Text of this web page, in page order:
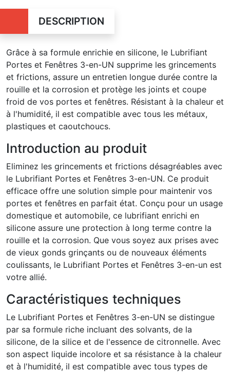
DESCRIPTION
Grâce à sa formule enrichie en silicone, le Lubrifiant
Portes et Fenêtres 3-en-UN supprime les grincements
et frictions, assure un entretien longue durée contre la
rouille et la corrosion et protège les joints et coupe
froid de vos portes et fenêtres. Résistant à la chaleur et
à l'humidité, il est compatible avec tous les métaux,
plastiques et caoutchoucs.
Introduction au produit
Eliminez les grincements et frictions désagréables avec
le Lubrifiant Portes et Fenêtres 3-en-UN. Ce produit
efficace offre une solution simple pour maintenir vos
portes et fenêtres en parfait état. Conçu pour un usage
domestique et automobile, ce lubrifiant enrichi en
silicone assure une protection à long terme contre la
rouille et la corrosion. Que vous soyez aux prises avec
de vieux gonds grinçants ou de nouveaux éléments
coulissants, le Lubrifiant Portes et Fenêtres 3-en-un est
votre allié.
Caractéristiques techniques
Le Lubrifiant Portes et Fenêtres 3-en-UN se distingue
par sa formule riche incluant des solvants, de la
silicone, de la silice et de l'essence de citronnelle. Avec
son aspect liquide incolore et sa résistance à la chaleur
et à l'humidité, il est compatible avec tous types de